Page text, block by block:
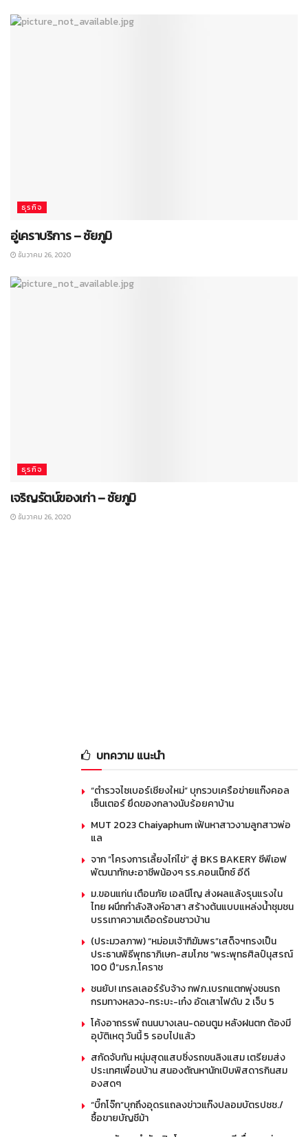
ธุรกิจ
อู่เคราบริการ – ชัยภูมิ
ธันวาคม 26, 2020
ธุรกิจ
เจริญรัตน์ของเก่า – ชัยภูมิ
ธันวาคม 26, 2020
บทความ แนะนำ
“ตำรวจไซเบอร์เชียงใหม่” บุกรวบเครือข่ายแก๊งคอล
เซ็นเตอร์ ยึดของกลางนับร้อยคาบ้าน
MUT 2023 Chaiyaphum เฟ้นหาสาวงามลูกสาวพ่อ
แล
จาก “โครงการเลี้ยงไก่ไข่” สู่ BKS BAKERY ซีพีเอฟ
พัฒนาทักษะอาชีพน้องๆ รร.คอนเน็กซ์ อีดี
ม.ขอนแก่น เตือนภัย เอลนีโญ ส่งผลแล้งรุนแรงใน
ไทย ผนึกกำลังสิงห์อาสา สร้างต้นแบบแหล่งน้ำชุมชน
บรรเทาความเดือดร้อนชาวบ้าน
(ประมวลภาพ) “หม่อมเจ้าฑิฆัมพร”เสด็จฯทรงเป็น
ประธานพิธีพุทธาภิเษก-สมโภช “พระพุทธศิลป์นุสรณ์
100 ปี”มรภ.โคราช
ชนยับ! เทรลเลอร์รับจ้าง กฟภ.เบรกแตกพุ่งชนรถ
กรมทางหลวง-กระบะ-เก๋ง อัดเสาไฟดับ 2 เจ็บ 5
โค้งอาถรรพ์ ถนนบางเลน-ดอนตูม หลังฝนตก ต้องมี
อุบัติเหตุ วันนี้ 5 รอบไปแล้ว
สกัดจับทัน หนุ่มสุดแสบซิ่งรถขนลิงแสม เตรียมส่ง
ประเทศเพื่อนบ้าน สนองตัณหานักเปิบพิสดารกินสม
องสดๆ
“บิ๊กโจ๊ก”บุกถึงอุดรแถลงข่าวแก๊งปลอมบัตรปชช./
ซื้อขายบัญชีม้า